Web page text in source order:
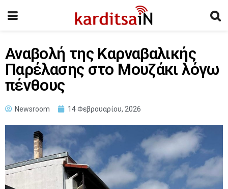
Αναβολή της Καρναβαλικής
Παρέλασης στο Μουζάκι λόγω
πένθους
Newsroom 14 Φεβρουαρίου, 2026